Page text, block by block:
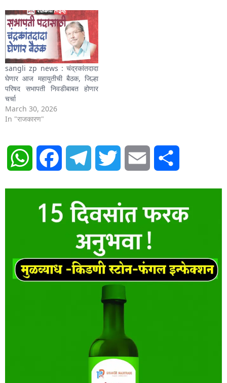
sangli zp news : चंद्रकांतदादा
घेणार आज महायुतीची बैठक, जिल्हा
परिषद सभापती निवडीबाबत होणार
चर्चा
March 30, 2026
In "राजकारण"
WhatsAppFacebook Telegram Twitter Email